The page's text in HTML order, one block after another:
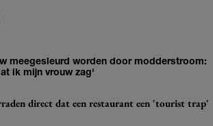
meegesleurd worden door modderstroom:
ik mijn vrouw zag'
direct dat een restaurant een 'tourist trap'